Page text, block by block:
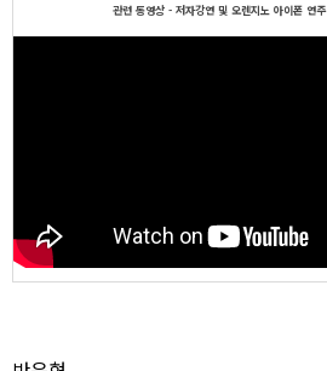
관련 동영상 - 저자강연 및 오렌지노 아이폰 연주